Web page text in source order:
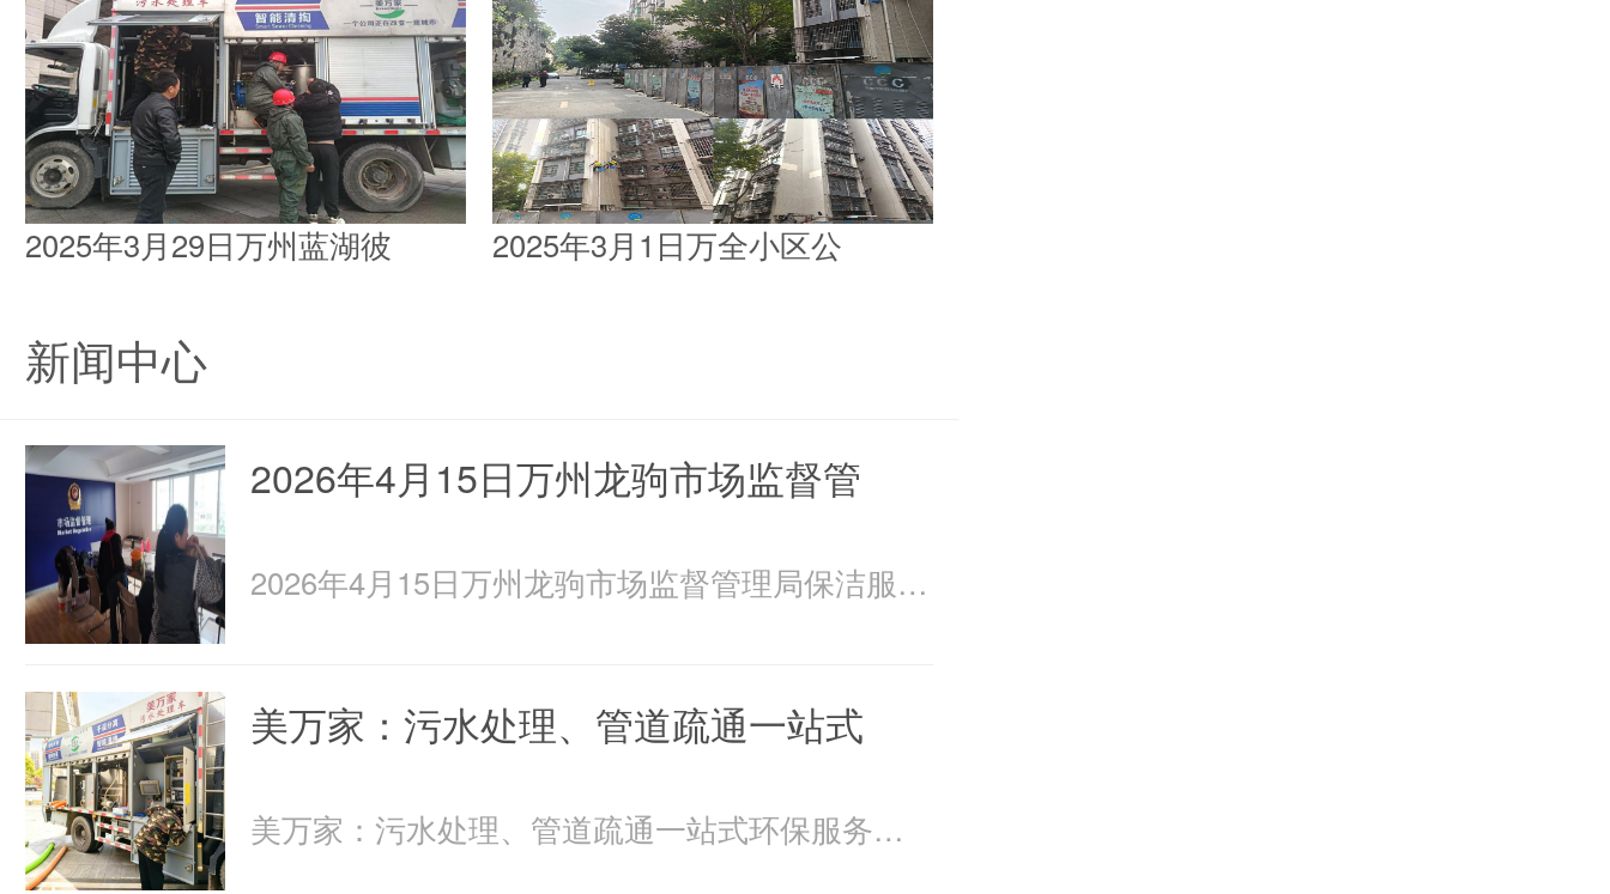
2025年3月29日万州蓝湖彼 2025年3月1日万全小区公
新闻中心
2026年4月15日万州龙驹市场监督管
2026年4月15日万州龙驹市场监督管理局保洁服务由重庆美
美万家：污水处理、管道疏通一站式
美万家：污水处理、管道疏通一站式环保服务美万家公司，